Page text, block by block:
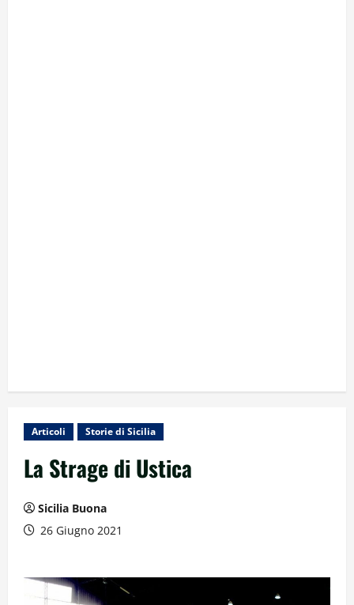
Articoli Storie di Sicilia
La Strage di Ustica
Sicilia Buona
26 Giugno 2021